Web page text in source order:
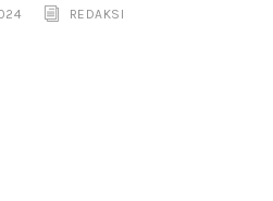
REDAKSI